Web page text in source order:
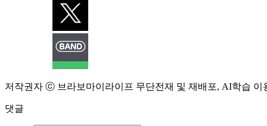
저작권자 ⓒ 브라보마이라이프 무단전재 및 재배포, AI학습 이
댓글